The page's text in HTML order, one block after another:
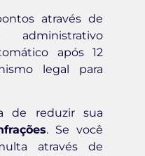
através de
administrativo
após 12
legal para
de reduzir sua
. Se você
através de